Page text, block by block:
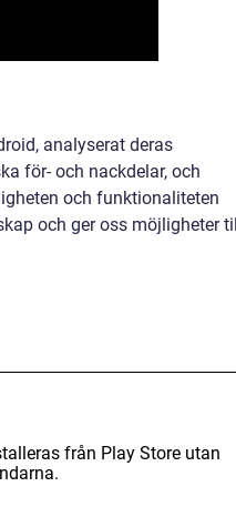
analyserat deras
för- och nackdelar, och
och funktionaliteten
och ger oss möjligheter till
från Play Store utan